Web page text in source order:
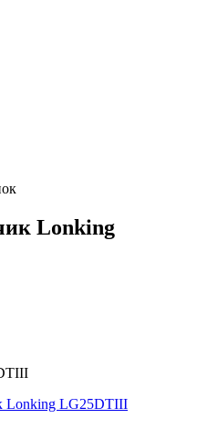
Lonking